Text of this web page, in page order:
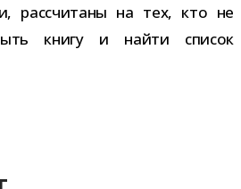
рас­счи­таны на тех, кто не
книгу и найти спи­сок